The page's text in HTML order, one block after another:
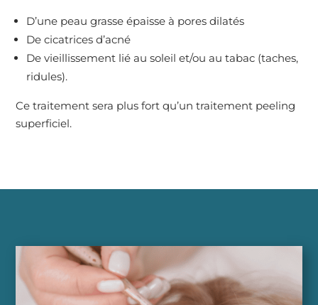
D’une peau grasse épaisse à pores dilatés
De cicatrices d’acné
De vieillissement lié au soleil et/ou au tabac (taches,
ridules).
Ce traitement sera plus fort qu’un traitement peeling
superficiel.